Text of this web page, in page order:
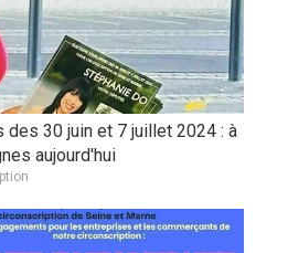
30 juin et 7 juillet 2024 : à
aujourd'hui